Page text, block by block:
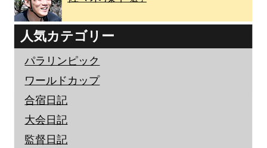
人気カテゴリー
パラリンピック
ワールドカップ
合宿日記
大会日記
監督日記